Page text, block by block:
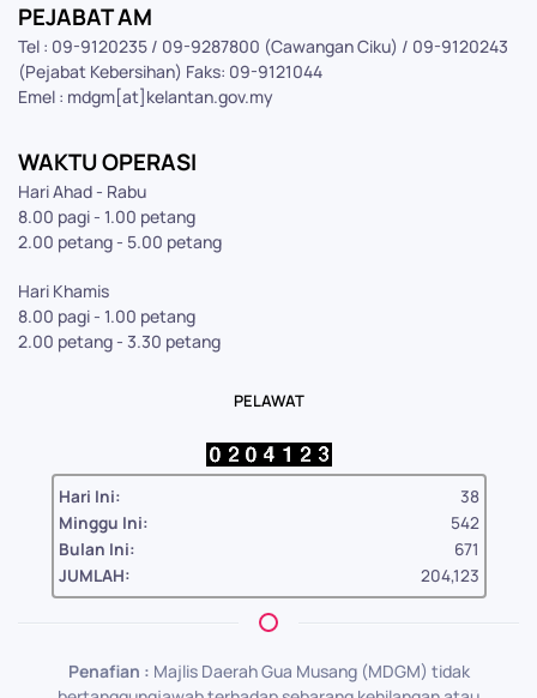
PEJABAT AM
Tel : 09-9120235 / 09-9287800 (Cawangan Ciku) / 09-9120243
(Pejabat Kebersihan) Faks: 09-9121044
Emel : mdgm[at]kelantan.gov.my
WAKTU OPERASI
Hari Ahad - Rabu
8.00 pagi - 1.00 petang
2.00 petang - 5.00 petang
Hari Khamis
8.00 pagi - 1.00 petang
2.00 petang - 3.30 petang
PELAWAT
Hari Ini:
38
Minggu Ini:
542
Bulan Ini:
671
JUMLAH:
204,123
Penafian : Majlis Daerah Gua Musang (MDGM) tidak